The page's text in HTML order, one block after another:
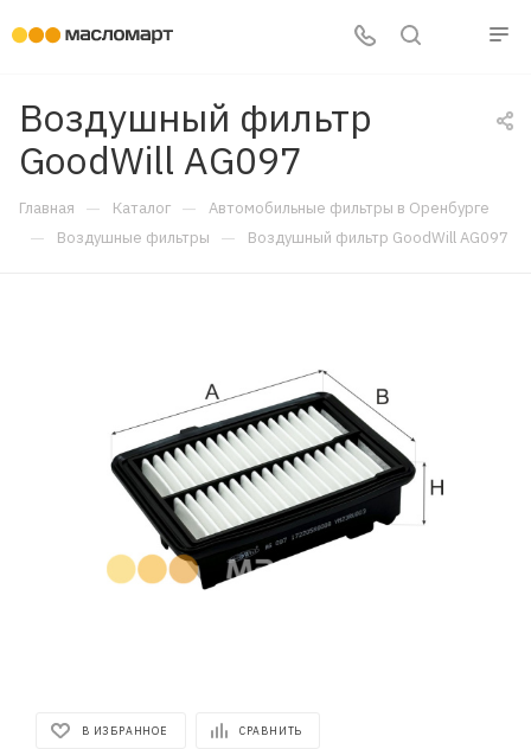
Воздушный фильтр
GoodWill AG097
Главная — Каталог — Автомобильные фильтры в Оренбурге
— Воздушные фильтры — Воздушный фильтр GoodWill AG097
В ИЗБРАННОЕ СРАВНИТЬ